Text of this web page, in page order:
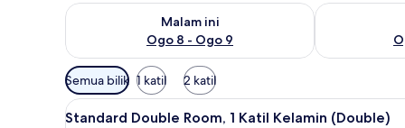
Malam ini
Ogo 8 - Ogo 9
Semak ketersediaan untuk malam ini Ogo 8 - Ogo 9
Semak
Penapis
yang
tersedia
Semua bilik 1 katil 2 katil
Lihat
10
Standard Double Room, 1 Katil Kelamin (Double)